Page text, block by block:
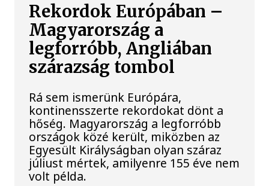
Rekordok Európában –
Magyarország a
legforróbb, Angliában
szárazság tombol
Rá sem ismerünk Európára,
kontinensszerte rekordokat dönt a
hőség. Magyarország a legforróbb
országok közé került, miközben az
Egyesült Királyságban olyan száraz
júliust mértek, amilyenre 155 éve nem
volt példa.